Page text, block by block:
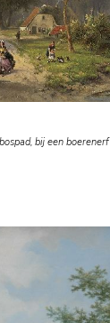
bij een boerenerf